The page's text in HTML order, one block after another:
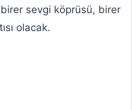
sevgi köprüsü, birer
olacak.